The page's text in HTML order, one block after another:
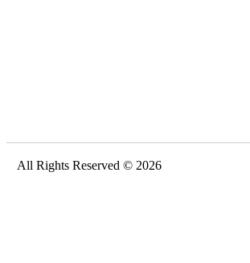
All Rights Reserved © 2026